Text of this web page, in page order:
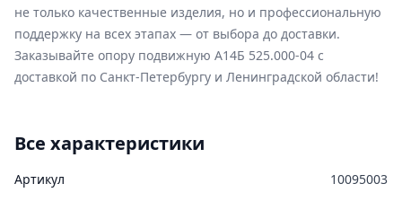
не только качественные изделия, но и профессиональную
поддержку на всех этапах — от выбора до доставки.
Заказывайте опору подвижную А14Б 525.000-04 с
доставкой по Санкт-Петербургу и Ленинградской области!
Все характеристики
Артикул 10095003